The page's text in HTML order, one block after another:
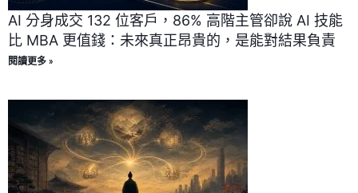
AI 分身成交 132 位客戶，86% 高階主管卻說 AI 技能
比 MBA 更值錢：未來真正昂貴的，是能對結果負責
閱讀更多 »